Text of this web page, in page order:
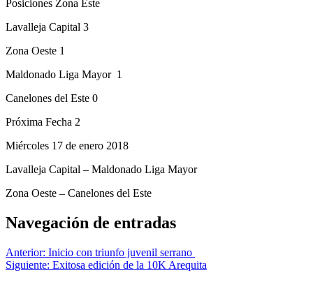
Posiciones Zona Este
Lavalleja Capital 3
Zona Oeste 1
Maldonado Liga Mayor 1
Canelones del Este 0
Próxima Fecha 2
Miércoles 17 de enero 2018
Lavalleja Capital – Maldonado Liga Mayor
Zona Oeste – Canelones del Este
Navegación de entradas
Anterior: Inicio con triunfo juvenil serrano
Siguiente: Exitosa edición de la 10K Arequita